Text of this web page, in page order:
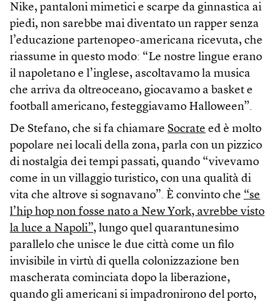
Nike, pantaloni mimetici e scarpe da ginnastica ai
piedi, non sarebbe mai diventato un rapper senza
l’educazione partenopeo-americana ricevuta, che
riassume in questo modo: “Le nostre lingue erano
il napoletano e l’inglese, ascoltavamo la musica
che arriva da oltreoceano, giocavamo a basket e
football americano, festeggiavamo Halloween”.
De Stefano, che si fa chiamare Socrate ed è molto
popolare nei locali della zona, parla con un pizzico
di nostalgia dei tempi passati, quando “vivevamo
come in un villaggio turistico, con una qualità di
vita che altrove si sognavano”. È convinto che “se
l’hip hop non fosse nato a New York, avrebbe visto
la luce a Napoli”, lungo quel quarantunesimo
parallelo che unisce le due città come un filo
invisibile in virtù di quella colonizzazione ben
mascherata cominciata dopo la liberazione,
quando gli americani si impadronirono del porto,